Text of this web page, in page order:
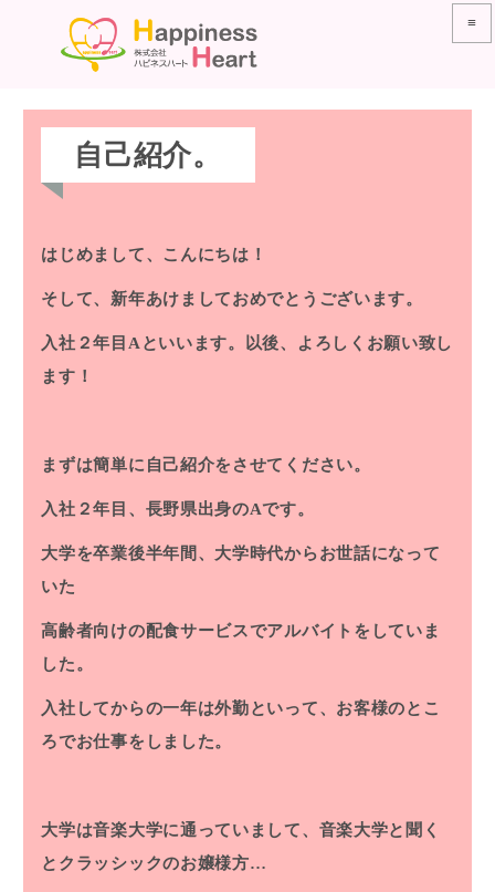
≡
自己紹介。
はじめまして、こんにちは！
そして、新年あけましておめでとうございます。
入社２年目Aといいます。以後、よろしくお願い致し
ます！
まずは簡単に自己紹介をさせてください。
入社２年目、長野県出身のAです。
大学を卒業後半年間、大学時代からお世話になって
いた
高齢者向けの配食サービスでアルバイトをしていま
した。
入社してからの一年は外勤といって、お客様のとこ
ろでお仕事をしました。
大学は音楽大学に通っていまして、音楽大学と聞く
とクラッシックのお嬢様方…